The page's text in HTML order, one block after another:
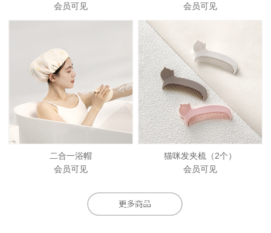
会员可见
会员可见
二合一浴帽
会员可见
猫咪发夹梳（2个）
会员可见